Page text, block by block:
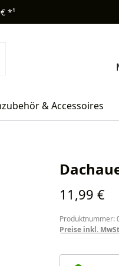
*¹
& Accessoires
Regulärer
11,99 €
Produktnummer:
Preise inkl.